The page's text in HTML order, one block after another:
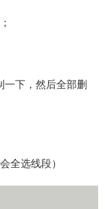
一下，然后全部删
全选线段）